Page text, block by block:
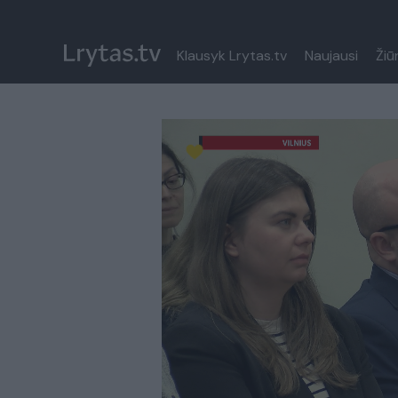
Klausyk Lrytas.tv Naujausi
Paremkite Ukrainą